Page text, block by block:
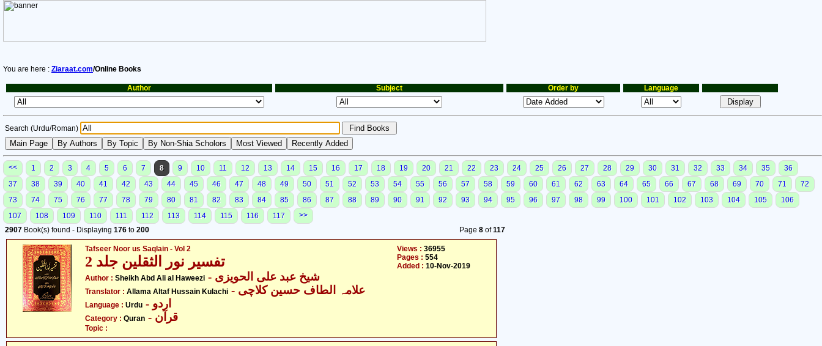
You are here : Ziaraat.com/Online Books
Author Subject Order by Language
Search (Urdu/Roman)
<< 1 2 3 4 5 6 7 8 9 10 11 12 13 14 15 16 17 18 19 20 21 22 23 24 25 26 27 28 29 30 31 32 33 34 35
36
37
38 39 40 41 42 43 44 45 46 47 48 49 50 51 52 53 54 55 56 57 58 59 60 61 62 63 64 65 66 67 68 69 70 71
72
73
74 75 76 77 78 79 80 81 82 83 84 85 86 87 88 89 90 91 92 93 94 95 96 97 98 99 100 101 102 103 104 105
106
107
108 109 110 111 112 113 114 115 116 117
>>
2907 Book(s) found - Displaying 176 to 200 Page 8 of117
Tafseer Noor us Saqlain - Vol 2
تفسیر نور الثقلین جلد 2
Author : Sheikh Abd Ali al Haweezi - شیخ عبد علی الحویزی
Translator : Allama Altaf Hussain Kulachi - علامہ الطاف حسین کلاچی
Language : Urdu - اردو
Category : Quran - قرآن
Topic :
Views : 36955
Pages : 554
Added : 10-Nov-2019